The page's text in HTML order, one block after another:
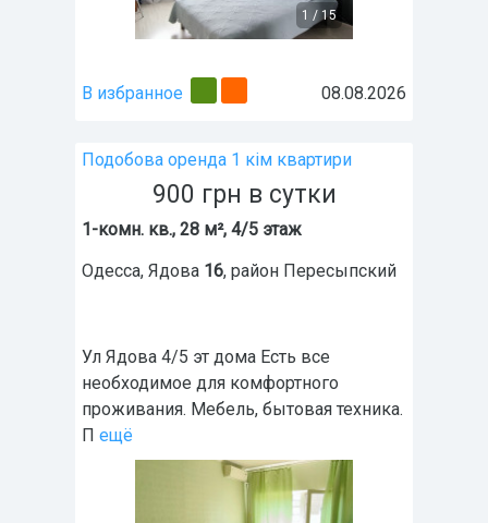
1 / 15
В избранное 08.08.2026
Подобова оренда 1 кім квартири
900 грн в сутки
1-комн. кв., 28 м², 4/5 этаж
Одесса, Ядова 16, район Пересыпский
Ул Ядова 4/5 эт дома Есть все
необходимое для комфортного
проживания. Мебель, бытовая техника.
П ещё